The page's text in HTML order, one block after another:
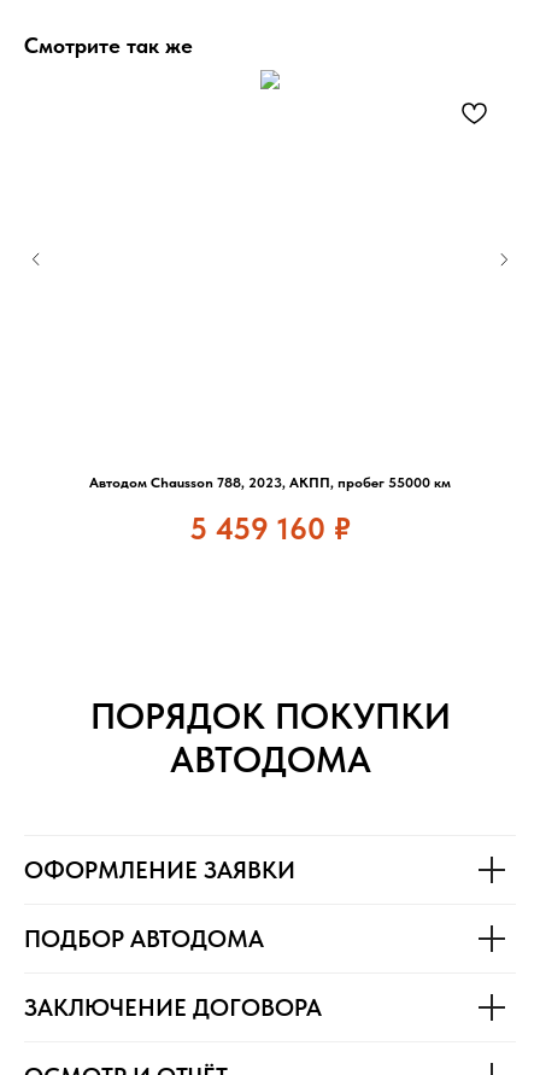
Смотрите так же
Автодом Chausson 788, 2023, АКПП, пробег 55000 км
5 459 160 ₽
ПОРЯДОК ПОКУПКИ
АВТОДОМА
ОФОРМЛЕНИЕ ЗАЯВКИ
ПОДБОР АВТОДОМА
ЗАКЛЮЧЕНИЕ ДОГОВОРА